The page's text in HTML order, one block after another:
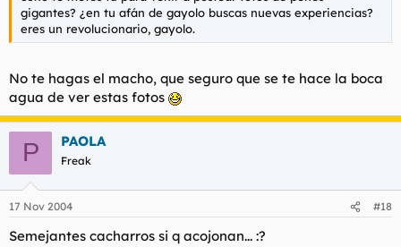
gigantes? ¿en tu afán de gayolo buscas nuevas experiencias?
eres un revolucionario, gayolo.
No te hagas el macho, que seguro que se te hace la boca
agua de ver estas fotos
P PAOLA
Freak
17 Nov 2004 #18
Semejantes cacharros si q acojonan... :?